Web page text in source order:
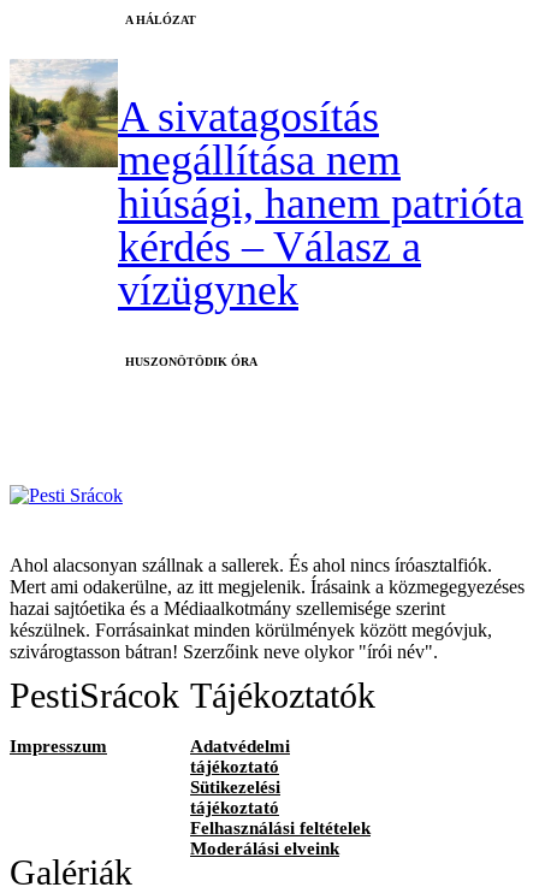
A HÁLÓZAT
A sivatagosítás
megállítása nem
hiúsági, hanem patrióta
kérdés – Válasz a
vízügynek
HUSZONÖTÖDIK ÓRA
Ahol alacsonyan szállnak a sallerek. És ahol nincs íróasztalfiók.
Mert ami odakerülne, az itt megjelenik. Írásaink a közmegegyezéses
hazai sajtóetika és a Médiaalkotmány szellemisége szerint
készülnek. Forrásainkat minden körülmények között megóvjuk,
szivárogtasson bátran! Szerzőink neve olykor "írói név".
PestiSrácok
Impresszum
Tájékoztatók
Adatvédelmi
tájékoztató
Sütikezelési
tájékoztató
Felhasználási feltételek
Moderálási elveink
Galériák